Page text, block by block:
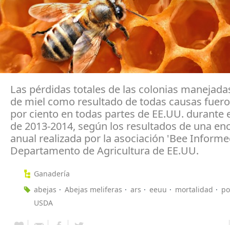
Las pérdidas totales de las colonias
de miel como resultado de todas causas
por ciento en todas partes de EE.UU. durante
de 2013-2014, según los resultados de una
anual realizada por la asociación 'Bee
Departamento de Agricultura de EE.UU.
Ganadería
abejas
Abejas meliferas ars eeuu mortalidad
USDA